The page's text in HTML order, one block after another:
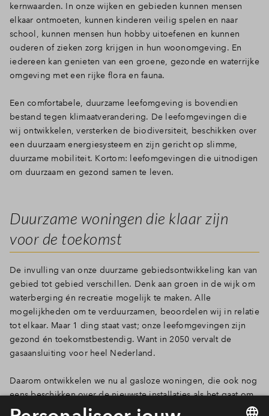
kernwaarden. In onze wijken en gebieden kunnen mensen
elkaar ontmoeten, kunnen kinderen veilig spelen en naar
school, kunnen mensen hun hobby uitoefenen en kunnen
ouderen of zieken zorg krijgen in hun woonomgeving. En
iedereen kan genieten van een groene, gezonde en waterrijke
omgeving met een rijke flora en fauna.
Een comfortabele, duurzame leefomgeving is bovendien
bestand tegen klimaatverandering. De leefomgevingen die
wij ontwikkelen, versterken de biodiversiteit, beschikken over
een duurzaam energiesysteem en zijn gericht op slimme,
duurzame mobiliteit. Kortom: leefomgevingen die uitnodigen
om duurzaam en gezond samen te leven.
Duurzame woningen die klaar zijn
voor de toekomst
De invulling van onze duurzame gebiedsontwikkeling kan van
gebied tot gebied verschillen. Denk aan groen in de wijk om
waterberging én recreatie mogelijk te maken. Alle
mogelijkheden om te verduurzamen, beoordelen wij in relatie
tot elkaar. Maar 1 ding staat vast; onze leefomgevingen zijn
gezond én toekomstbestendig. Want in 2050 vervalt de
gasaansluiting voor heel Nederland.
Daarom ontwikkelen we nu al gasloze woningen, die ook nog
eens beschikken over de nieuwste installaties als het gaat om
het verwarmen van je woning en het opwekken van